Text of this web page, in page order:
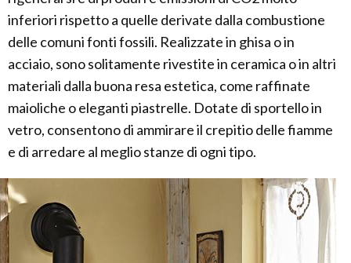
inferiori rispetto a quelle derivate dalla combustione
delle comuni fonti fossili. Realizzate in ghisa o in
acciaio, sono solitamente rivestite in ceramica o in altri
materiali dalla buona resa estetica, come raffinate
maioliche o eleganti piastrelle. Dotate di sportello in
vetro, consentono di ammirare il crepitio delle fiamme
e di arredare al meglio stanze di ogni tipo.